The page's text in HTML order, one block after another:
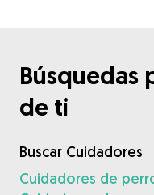
Búsquedas
de ti
Buscar Cuidadores
Cuidadores de